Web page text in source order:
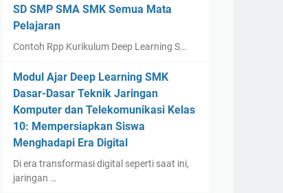
SD SMP SMA SMK Semua Mata
Pelajaran
Contoh Rpp Kurikulum Deep Learning S…
Modul Ajar Deep Learning SMK
Dasar-Dasar Teknik Jaringan
Komputer dan Telekomunikasi Kelas
10: Mempersiapkan Siswa
Menghadapi Era Digital
Di era transformasi digital seperti saat ini,
jaringan …